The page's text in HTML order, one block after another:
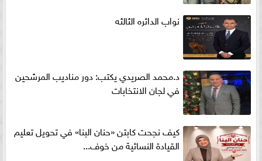
نواب الدائره الثالثه
د.محمد الصريدي يكتب: دور مناديب المرشحين
في لجان الانتخابات
كيف نجحت كابتن «حنان البنا» في تحويل تعليم
القيادة النسائية من خوف...